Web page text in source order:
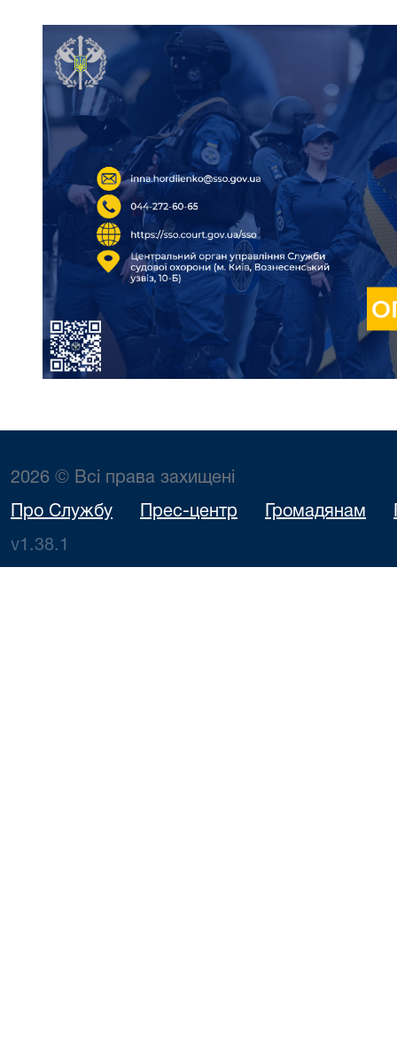
2026 © Всі права захищені
Про Службу Прес-центр Громадянам
v1.38.1